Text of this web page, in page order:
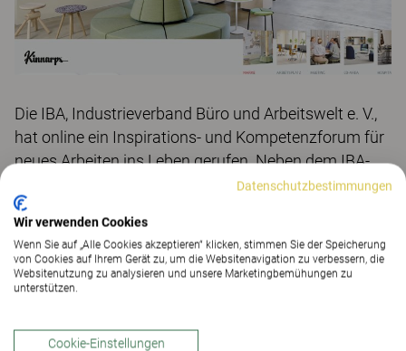
Die IBA, Industrieverband Büro und Arbeitswelt e. V.,
hat online ein Inspirations- und Kompetenzforum für
neues Arbeiten ins Leben gerufen. Neben dem IBA-
eigenen Redaktionsteam teilen hier die Mitglieder des
Verbands und Gastautor*innen ihr vielfältiges
Wissen. Mit dabei ist auch Kinnarps.
Neben einigen Cases und Fachbeiträgen gibt es nun
auch einen Kinnarps Showroom im IBA Forum. Die
und seinen Kompetenzen gewinnen und mehr über
Datenschutzbestimmungen
Wir verwenden Cookies
Wenn Sie auf „Alle Cookies akzeptieren“ klicken, stimmen Sie der Speicherung
von Cookies auf Ihrem Gerät zu, um die Websitenavigation zu verbessern, die
Websitenutzung zu analysieren und unsere Marketingbemühungen zu
unterstützen.
Cookie-Einstellungen